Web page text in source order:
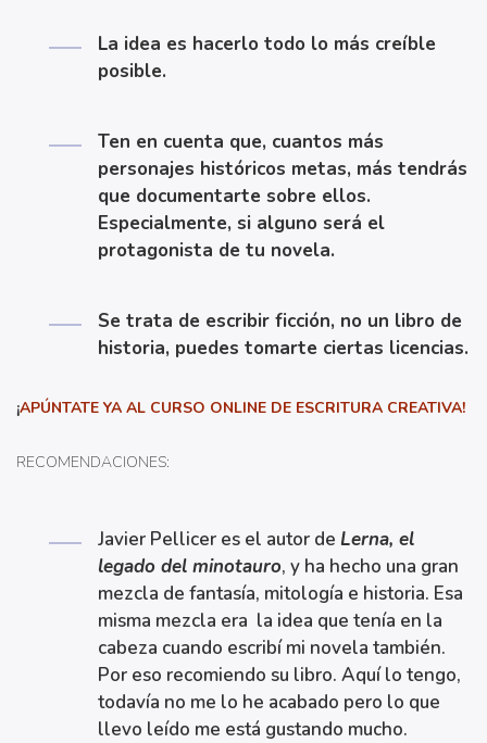
La idea es hacerlo todo lo más creíble
posible.
Ten en cuenta que, cuantos más
personajes históricos metas, más tendrás
que documentarte sobre ellos.
Especialmente, si alguno será el
protagonista de tu novela.
Se trata de escribir ficción, no un libro de
historia, puedes tomarte ciertas licencias.
¡APÚNTATE YA AL CURSO ONLINE DE ESCRITURA CREATIVA!
RECOMENDACIONES:
Javier Pellicer es el autor de Lerna, el
legado del minotauro, y ha hecho una gran
mezcla de fantasía, mitología e historia. Esa
misma mezcla era la idea que tenía en la
cabeza cuando escribí mi novela también.
Por eso recomiendo su libro. Aquí lo tengo,
todavía no me lo he acabado pero lo que
llevo leído me está gustando mucho.